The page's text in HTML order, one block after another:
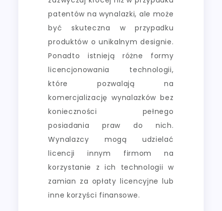
patentów na wynalazki, ale może
być skuteczna w przypadku
produktów o unikalnym designie.
Ponadto istnieją różne formy
licencjonowania technologii,
które pozwalają na
komercjalizację wynalazków bez
konieczności pełnego
posiadania praw do nich.
Wynalazcy mogą udzielać
licencji innym firmom na
korzystanie z ich technologii w
zamian za opłaty licencyjne lub
inne korzyści finansowe.